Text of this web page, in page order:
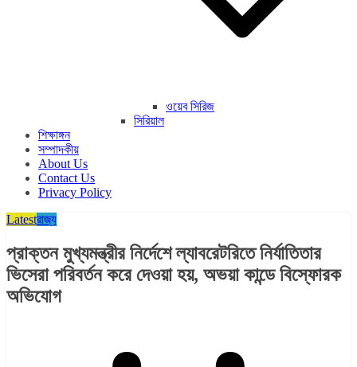
ওয়েব সিরিজ
সিরিয়াল
শিক্ষাঙ্গন
সম্পাদকীয়
About Us
Contact Us
Privacy Policy
Latestরাজ্য​
প্রাক্তন মুখ্যমন্ত্রীর নির্দেশে ল্যাবরেটরিতে নির্যাতিতার
ভিসেরা পরিবর্তন করে দেওয়া হয়, অভয়া কান্ডে বিস্ফোরক
অভিযোগ